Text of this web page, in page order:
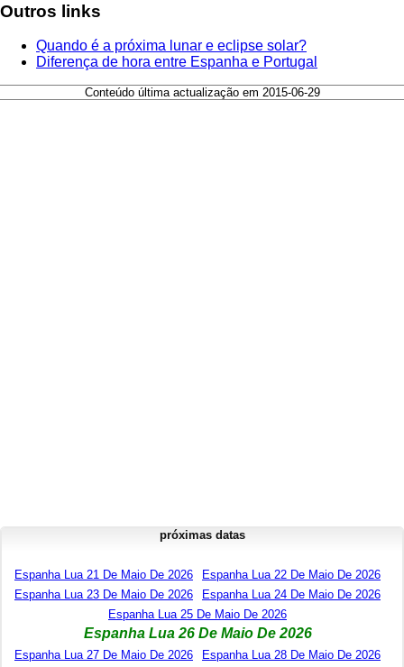
Outros links
Quando é a próxima lunar e eclipse solar?
Diferença de hora entre Espanha e Portugal
Conteúdo última actualização em 2015-06-29
próximas datas
Espanha Lua 21 De Maio De 2026
Espanha Lua 22 De Maio De 2026
Espanha Lua 23 De Maio De 2026
Espanha Lua 24 De Maio De 2026
Espanha Lua 25 De Maio De 2026
Espanha Lua 26 De Maio De 2026
Espanha Lua 27 De Maio De 2026
Espanha Lua 28 De Maio De 2026